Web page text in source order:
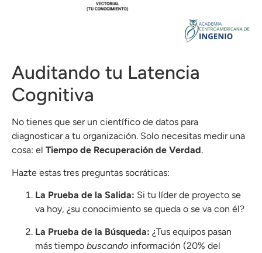
Auditando tu Latencia
Cognitiva
No tienes que ser un científico de datos para
diagnosticar a tu organización. Solo necesitas medir una
cosa: el Tiempo de Recuperación de Verdad.
Hazte estas tres preguntas socráticas:
La Prueba de la Salida: Si tu líder de proyecto se
va hoy, ¿su conocimiento se queda o se va con él?
La Prueba de la Búsqueda: ¿Tus equipos pasan
más tiempo buscando información (20% del